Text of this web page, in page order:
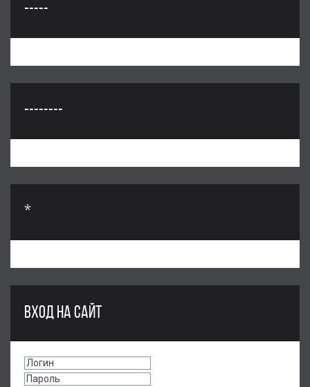
-----
--------
*
ВХОД НА САЙТ